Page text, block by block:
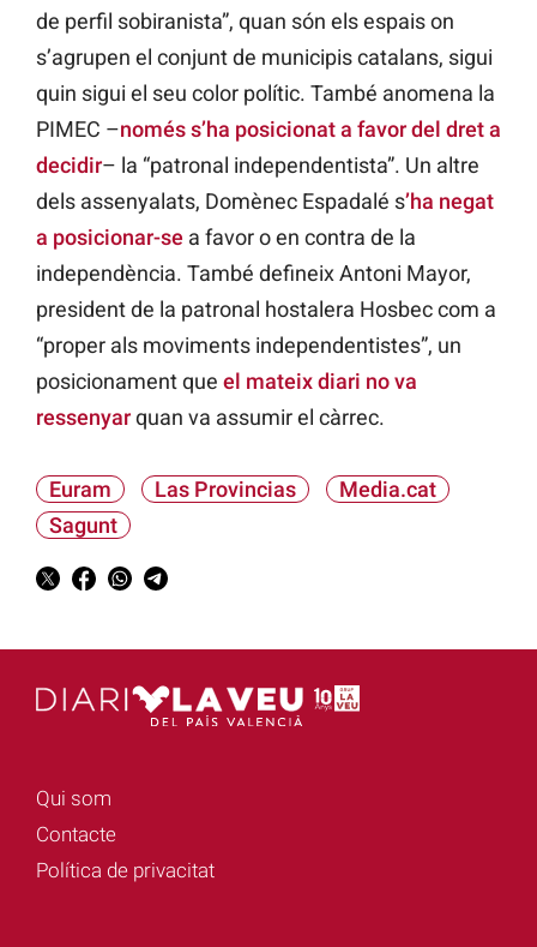
de perfil sobiranista”, quan són els espais on
s’agrupen el conjunt de municipis catalans, sigui
quin sigui el seu color polític. També anomena la
PIMEC –només s’ha posicionat a favor del dret a
decidir– la “patronal independentista”. Un altre
dels assenyalats, Domènec Espadalé s’ha negat
a posicionar-se a favor o en contra de la
independència. També defineix Antoni Mayor,
president de la patronal hostalera Hosbec com a
“proper als moviments independentistes”, un
posicionament que el mateix diari no va
ressenyarquan va assumir el càrrec.
Euram Las Provincias
Media.cat
Sagunt
Qui som
Contacte
Política de privacitat